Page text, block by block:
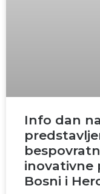
Info dan
inovativne
Bosni i